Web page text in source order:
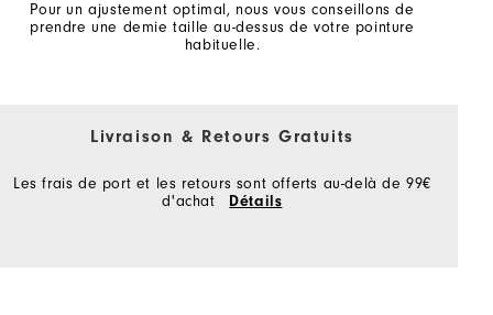
Pour un ajustement optimal, nous vous conseillons de
prendre une demie taille au-dessus de votre pointure
habituelle.
Livraison & Retours Gratuits
Les frais de port et les retours sont offerts au-delà de 99€
d'achat
Détails